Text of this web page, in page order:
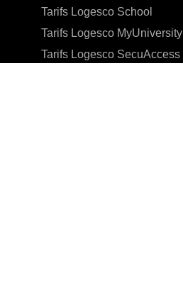
Tarifs Logesco School
Tarifs Logesco MyUniversity
Tarifs Logesco SecuAccess